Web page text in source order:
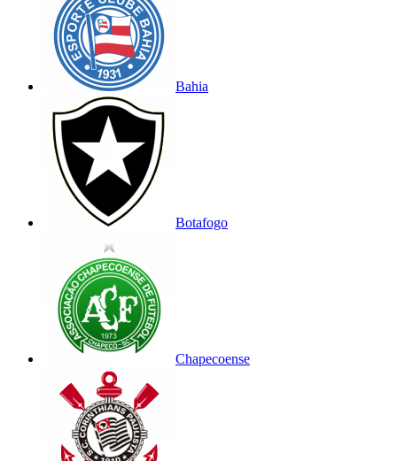
Bahia
Botafogo
Chapecoense